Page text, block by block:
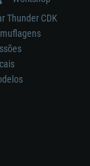
Thunder CDK